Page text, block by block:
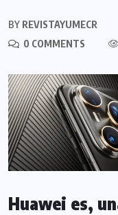
BY REVISTAYUMECR
0 COMMENTS
Huawei es,